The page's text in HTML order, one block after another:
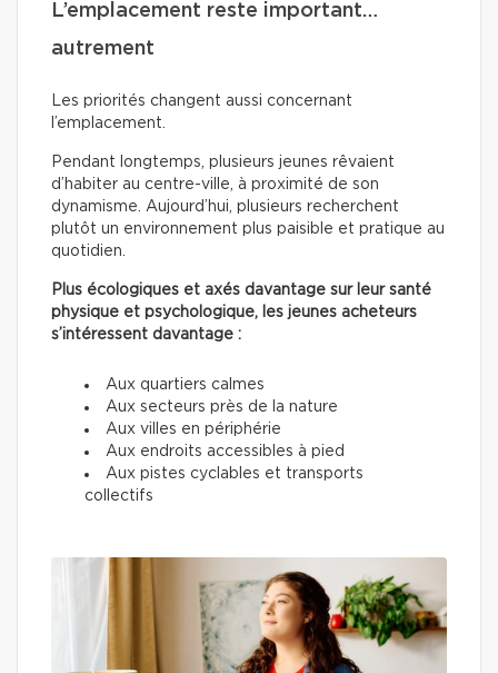
L’emplacement reste important…
autrement
Les priorités changent aussi concernant
l’emplacement.
Pendant longtemps, plusieurs jeunes rêvaient
d’habiter au centre-ville, à proximité de son
dynamisme. Aujourd’hui, plusieurs recherchent
plutôt un environnement plus paisible et pratique au
quotidien.
Plus écologiques et axés davantage sur leur santé
physique et psychologique, les jeunes acheteurs
s’intéressent davantage :
Aux quartiers calmes
Aux secteurs près de la nature
Aux villes en périphérie
Aux endroits accessibles à pied
Aux pistes cyclables et transports
collectifs